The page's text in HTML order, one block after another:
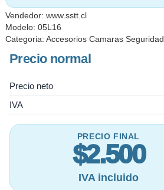
Vendedor: www.sstt.cl
Modelo: 05L16
Categoria: Accesorios Camaras Seguridad
Precio normal
Precio neto
IVA
PRECIO FINAL
$2.500
IVA incluido